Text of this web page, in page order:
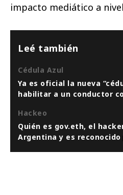
impacto mediático a
Leé también
Cédula Azul
Ya es oficial la nueva
habilitar a un conductor
Hackeo
Quién es gov.eth, el
Argentina y es